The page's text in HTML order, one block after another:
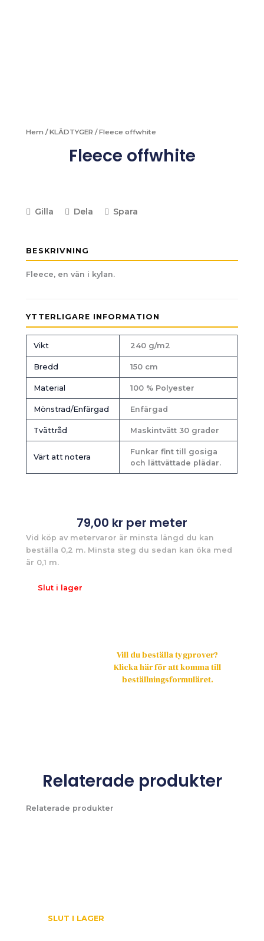
Hem /KLÄDTYGER / Fleece offwhite
Fleece offwhite
Gilla Dela Spara
BESKRIVNING
Fleece, en vän i kylan.
YTTERLIGARE INFORMATION
Vikt 240 g/m2
Bredd 150 cm
Material 100 % Polyester
Mönstrad/Enfärgad Enfärgad
Tvättråd Maskintvätt 30 grader
Värt att notera
Funkar fint till gosiga
och lättvättade plädar.
79,00 kr per meter
Vid köp av metervaror är minsta längd du kan
beställa 0,2 m. Minsta steg du sedan kan öka med
är 0,1 m.
Slut i lager
Vill du beställa tygprover?
Klicka här för att komma till
beställningsformuläret.
Relaterade produkter
Relaterade produkter
SLUT I LAGER